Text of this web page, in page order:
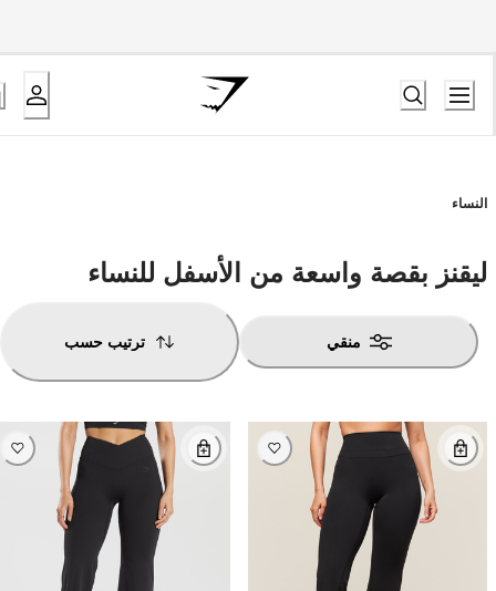
النساء
ليقنز بقصة واسعة من الأسفل للنساء
منقي ترتيب حسب